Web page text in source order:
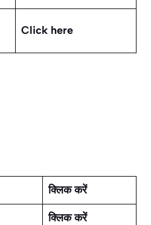
Click here
क्लिक करें
क्लिक करें